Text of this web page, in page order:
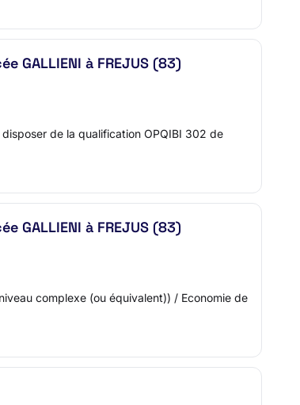
à FREJUS (83)
de la qualification OPQIBI 302 de
à FREJUS (83)
complexe (ou équivalent)) / Economie de